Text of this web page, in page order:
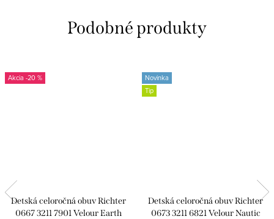
-20 %
Detská celoročná obuv Richter
0667 3211 7901 Velour Earth
Novinka
Tip
Detská celoročná obuv Richter
0673 3211 6821 Velour Nautic